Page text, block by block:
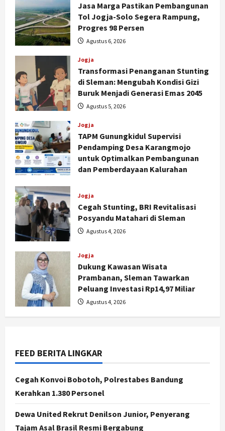
Jasa Marga Pastikan Pembangunan
Tol Jogja-Solo Segera Rampung,
Progres 98 Persen
Agustus 6, 2026
Jogja
Transformasi Penanganan Stunting
di Sleman: Mengubah Kondisi Gizi
Buruk Menjadi Generasi Emas 2045
Agustus 5, 2026
Jogja
TAPM Gunungkidul Supervisi
Pendamping Desa Karangmojo
untuk Optimalkan Pembangunan
dan Pemberdayaan Kalurahan
Jogja
Cegah Stunting, BRI Revitalisasi
Posyandu Matahari di Sleman
Agustus 4, 2026
Jogja
Dukung Kawasan Wisata
Prambanan, Sleman Tawarkan
Peluang Investasi Rp14,97 Miliar
Agustus 4, 2026
FEED BERITA LINGKAR
Cegah Konvoi Bobotoh, Polrestabes Bandung
Kerahkan 1.380 Personel
Dewa United Rekrut Denilson Junior, Penyerang
Tajam Asal Brasil Resmi Bergabung
BRIN Kembangkan Sepatu Murah
Rakyat
Agustus 7, 2026
Jogja
Gen Z Belajar Meracik Lulur Khas
Jogja
Jasa Marga Pastikan Pembangunan
Tol Jogja-Solo Segera Rampung,
Progres 98 Persen
Agustus 6, 2026